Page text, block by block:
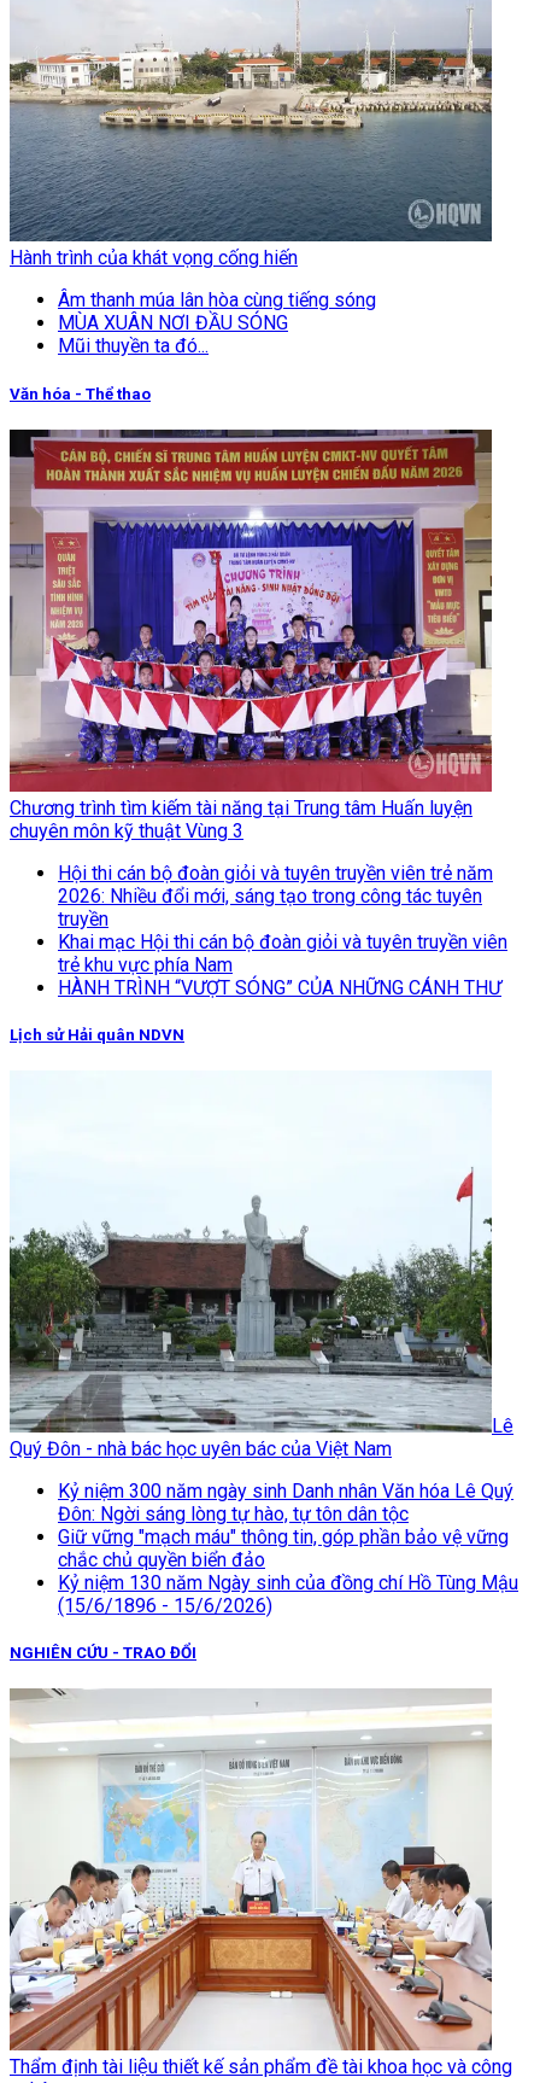
Hành trình của khát vọng cống hiến
Âm thanh múa lân hòa cùng tiếng sóng
MÙA XUÂN NƠI ĐẦU SÓNG
Mũi thuyền ta đó...
Văn hóa - Thể thao
Chương trình tìm kiếm tài năng tại Trung tâm Huấn luyện
chuyên môn kỹ thuật Vùng 3
Hội thi cán bộ đoàn giỏi và tuyên truyền viên trẻ năm
2026: Nhiều đổi mới, sáng tạo trong công tác tuyên
truyền
Khai mạc Hội thi cán bộ đoàn giỏi và tuyên truyền viên
trẻ khu vực phía Nam
HÀNH TRÌNH “VƯỢT SÓNG” CỦA NHỮNG CÁNH THƯ
Lịch sử Hải quân NDVN
Lê
Quý Đôn - nhà bác học uyên bác của Việt Nam
Kỷ niệm 300 năm ngày sinh Danh nhân Văn hóa Lê Quý
Đôn: Ngời sáng lòng tự hào, tự tôn dân tộc
Giữ vững "mạch máu" thông tin, góp phần bảo vệ vững
chắc chủ quyền biển đảo
Kỷ niệm 130 năm Ngày sinh của đồng chí Hồ Tùng Mậu
(15/6/1896 - 15/6/2026)
NGHIÊN CỨU - TRAO ĐỔI
Thẩm định tài liệu thiết kế sản phẩm đề tài khoa học và công